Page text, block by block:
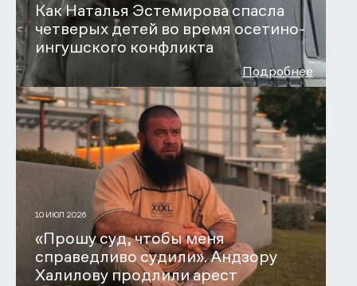
Как Наталья Эстемирова спасла
четверых детей во время осетино-
ингушского конфликта
Подробнее
10 ИЮЛ 2026
«Прошу суд, чтобы меня
справедливо судили». Андзору
Халилову продлили арест